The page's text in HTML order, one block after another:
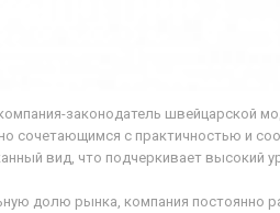
законодатель швейцарской
сочетающимся с практичностью и
вид, что подчеркивает высокий
долю рынка, компания постоянно